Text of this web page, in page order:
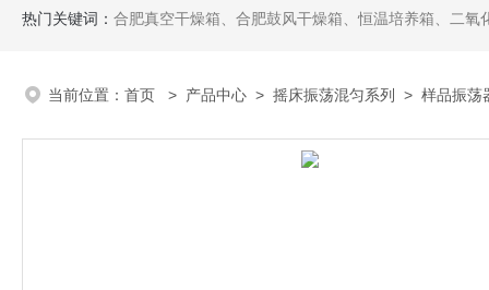
热门关键词： 合肥真空干燥箱、合肥鼓风干燥箱、恒温培养箱、二氧化碳培养箱、恒温
当前位置： 首页 > 产品中心 > 摇床振荡混匀系列 > 样品振荡